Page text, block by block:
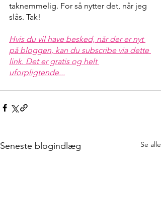
taknemmelig. For så nytter det, når jeg
slås. Tak!
Hvis du vil have besked, når der er nyt
på bloggen, kan du subscribe via dette
link. Det er gratis og helt
uforpligtende...
Seneste blogindlæg Se alle